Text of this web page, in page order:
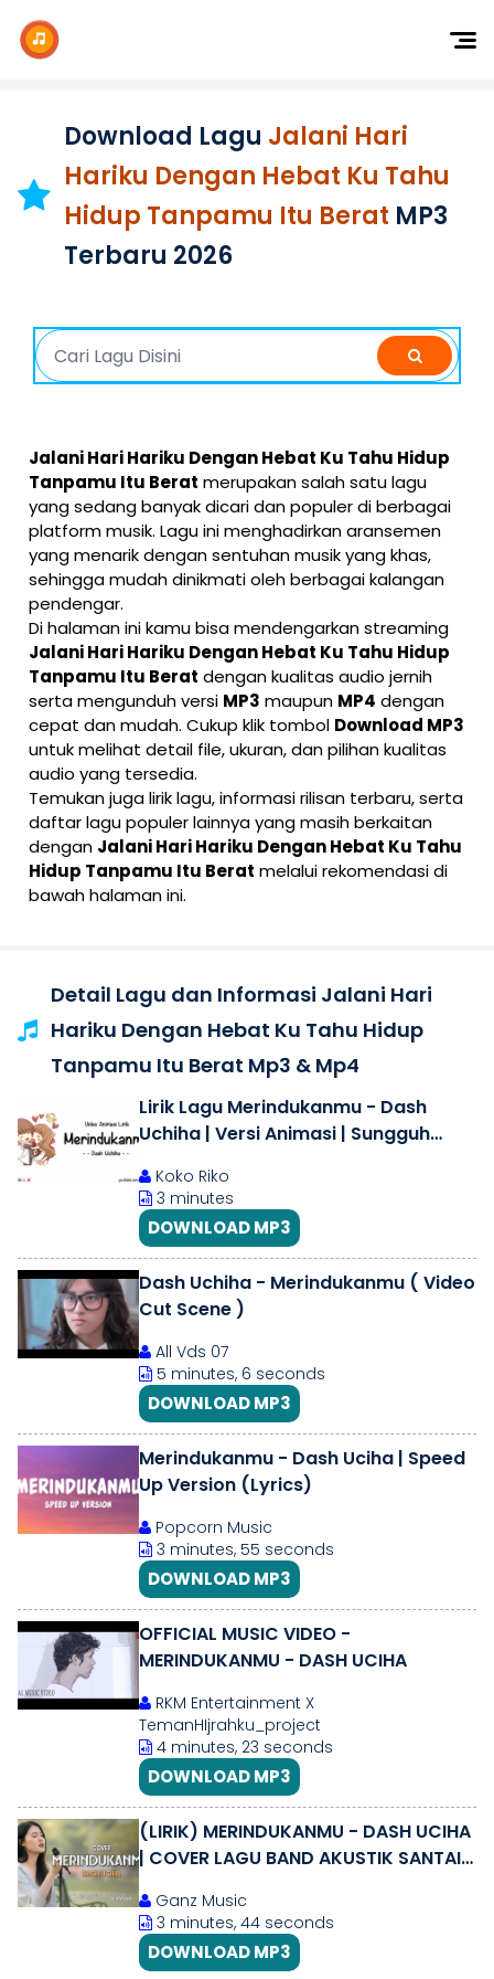
Dangdut
Indonesia
Barat
Download Lagu Jalani Hari
Hariku Dengan Hebat Ku Tahu
Hidup Tanpamu Itu Berat MP3
Terbaru 2026
Jalani Hari Hariku Dengan Hebat Ku Tahu Hidup
Tanpamu Itu Berat merupakan salah satu lagu
yang sedang banyak dicari dan populer di berbagai
platform musik. Lagu ini menghadirkan aransemen
yang menarik dengan sentuhan musik yang khas,
sehingga mudah dinikmati oleh berbagai kalangan
pendengar.
Di halaman ini kamu bisa mendengarkan streaming
Jalani Hari Hariku Dengan Hebat Ku Tahu Hidup
Tanpamu Itu Berat dengan kualitas audio jernih
serta mengunduh versi MP3 maupun MP4 dengan
cepat dan mudah. Cukup klik tombol Download MP3
untuk melihat detail file, ukuran, dan pilihan kualitas
audio yang tersedia.
Temukan juga lirik lagu, informasi rilisan terbaru, serta
daftar lagu populer lainnya yang masih berkaitan
dengan Jalani Hari Hariku Dengan Hebat Ku Tahu
Hidup Tanpamu Itu Berat melalui rekomendasi di
bawah halaman ini.
Detail Lagu dan Informasi Jalani Hari
Hariku Dengan Hebat Ku Tahu Hidup
Tanpamu Itu Berat Mp3 & Mp4
Lirik Lagu Merindukanmu - Dash
Uchiha | Versi Animasi | Sungguh
bersemangat
Koko Riko
3 minutes
DOWNLOAD MP3
Dash Uchiha - Merindukanmu ( Video
Cut Scene )
All Vds 07
5 minutes, 6 seconds
DOWNLOAD MP3
Merindukanmu - Dash Uciha | Speed
Up Version (Lyrics)
Popcorn Music
3 minutes, 55 seconds
DOWNLOAD MP3
OFFICIAL MUSIC VIDEO -
MERINDUKANMU - DASH UCIHA
RKM Entertainment X
TemanHIjrahku_project
4 minutes, 23 seconds
DOWNLOAD MP3
(LIRIK) MERINDUKANMU - DASH UCIHA
| COVER LAGU BAND AKUSTIK SANTAI
Ganz Music
3 minutes, 44 seconds
DOWNLOAD MP3